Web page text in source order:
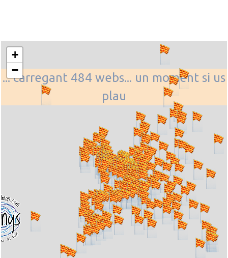
... carregant 484 webs... un moment si us
plau
+
−